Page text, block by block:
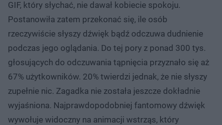
GIF, który słychać, nie dawał kobiecie spokoju.
Postanowiła zatem przekonać się, ile osób
rzeczywiście słyszy dźwięk bądź odczuwa dudnienie
podczas jego oglądania. Do tej pory z ponad 300 tys.
głosujących do odczuwania tąpnięcia przyznało się aż
67% użytkowników. 20% twierdzi jednak, że nie słyszy
zupełnie nic. Zagadka nie została jeszcze dokładnie
wyjaśniona. Najprawdopodobniej fantomowy dźwięk
wywołuje widoczny na animacji wstrząs, który